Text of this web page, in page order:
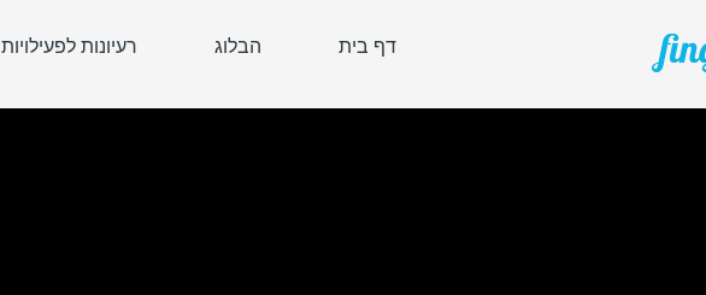
דף בית הבלוג רעיונות לפעילויות